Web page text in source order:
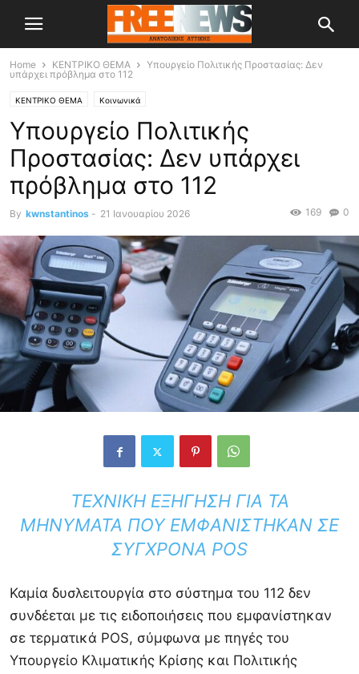
Home ΚΕΝΤΡΙΚΟ ΘΕΜΑ
Υπουργείο Πολιτικής Προστασίας: Δεν
υπάρχει πρόβλημα στο 112
ΚΕΝΤΡΙΚΟ ΘΕΜΑ Κοινωνικά
Υπουργείο Πολιτικής
Προστασίας: Δεν υπάρχει
πρόβλημα στο 112
By kwnstantinos - 21 Ιανουαρίου 2026 0
169
ΤΕΧΝΙΚΉ ΕΞΉΓΗΣΗ ΓΙΑ ΤΑ
ΜΗΝΎΜΑΤΑ ΠΟΥ ΕΜΦΑΝΊΣΤΗΚΑΝ ΣΕ
ΣΎΓΧΡΟΝΑ POS
Καμία δυσλειτουργία στο σύστημα του 112 δεν
συνδέεται με τις ειδοποιήσεις που εμφανίστηκαν
σε τερματικά POS, σύμφωνα με πηγές του
Υπουργείο Κλιματικής Κρίσης και Πολιτικής